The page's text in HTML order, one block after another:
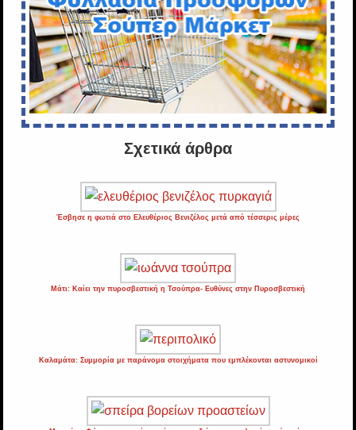
Σχετικά άρθρα
Έσβησε η φωτιά στο Ελευθέριος Βενιζέλος μετά από τέσσερις μέρες
Μάτι: Καίει την πυροσβεστική η Τσούπρα- Ευθύνες στην Πυροσβεστική
Καλαμάτα: Συμμορία με παράνομα στοιχήματα που εμπλέκονται αστυνομικοί